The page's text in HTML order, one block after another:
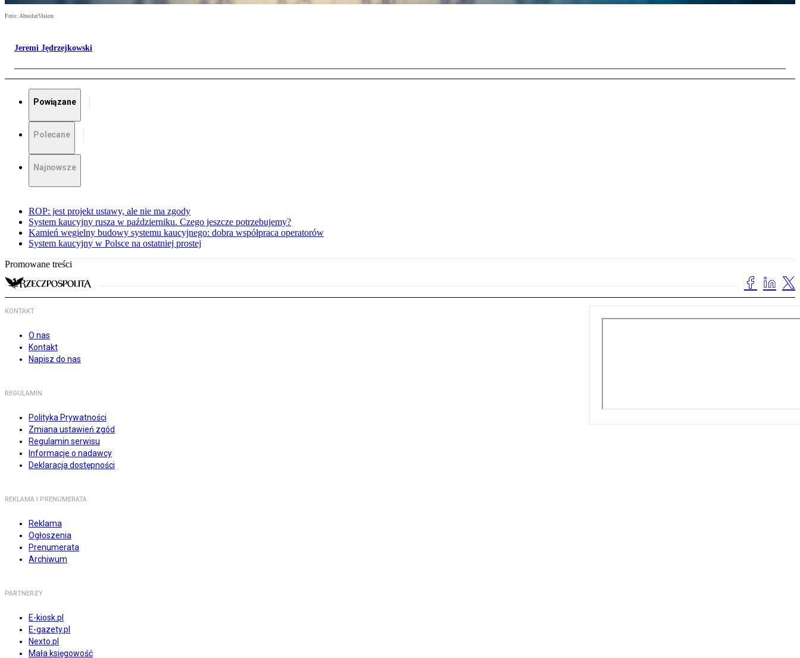
Foto: AbsolutVision
Jeremi Jędrzejkowski
Powiązane
Polecane
Najnowsze
ROP: jest projekt ustawy, ale nie ma zgody
System kaucyjny rusza w październiku. Czego jeszcze potrzebujemy?
Kamień węgielny budowy systemu kaucyjnego: dobra współpraca operatorów
System kaucyjny w Polsce na ostatniej prostej
Promowane treści
KONTAKT
O nas
Kontakt
Napisz do nas
REGULAMIN
Polityka Prywatności
Zmiana ustawień zgód
Regulamin serwisu
Informacje o nadawcy
Deklaracja dostępności
REKLAMA I PRENUMERATA
Reklama
Ogłoszenia
Prenumerata
Archiwum
PARTNERZY
E-kiosk.pl
E-gazety.pl
Nexto.pl
Mała księgowość